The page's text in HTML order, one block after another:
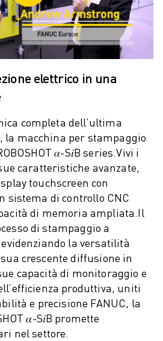
A FILO
A FILO
DI ROBOCUT
INTELLIGENTI
PER AUMENTARE
" PORTALE FANUC
elettrico in una
completa dell’ultima
la macchina per stampaggio
𝛼-S𝑖B series.Vivi i
caratteristiche avanzate,
touchscreen con
sistema di controllo CNC
di memoria ampliata.Il
di stampaggio a
la versatilità
crescente diffusione in
capacità di monitoraggio e
produttiva, uniti
e precisione FANUC, la
𝛼-S𝑖B promette
nel settore.